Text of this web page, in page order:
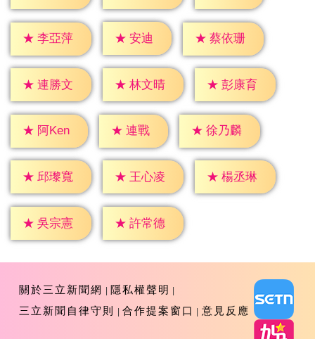
★ 李亞萍 ★ 安迪 ★ 蔡依珊
★ 連勝文 ★ 林文晴 ★ 彭康育
★ 阿Ken ★ 連戰 ★ 徐乃麟
★ 邱瓈寬 ★ 王心凌 ★ 楊丞琳
★ 吳宗憲 ★ 許常德
關於三立新聞網
隱私權聲明
三立新聞自律守則
合作提案窗口 意見反應